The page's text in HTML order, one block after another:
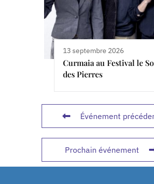
13 septembre 2026
Curmaia au Festival le
des Pierres
Événement
Prochain événement